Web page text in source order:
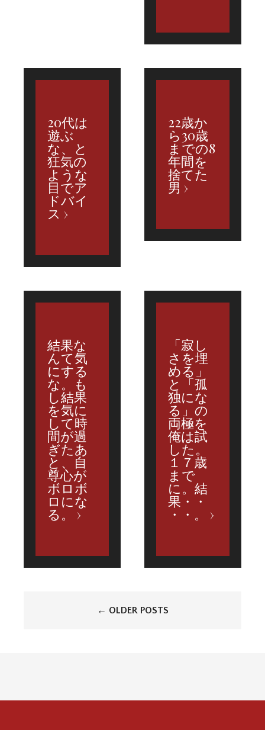
20代は
遊ぶ
な、と
狂気の
ような
目でア
ドバイ
ス
22歳か
ら30歳
までの8
年間を
捨てた
男
結果な
んて気
にする
な。も
し結果
を気に
して時
間が過
ぎたあ
と、自
尊心が
ボロボ
ロにな
る。
「寂し
さを埋
める」
と「孤
独にな
る」の
両極を
俺は試
した。
１７歳
まで
に。結
果・・
・・。
← OLDER POSTS